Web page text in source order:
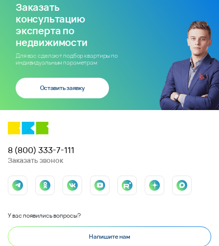
Заказать
консультацию
эксперта по
недвижимости
Для вас сделают подбор квартиры по
индивидуальным параметрам
Оставить заявку
8 (800) 333-7-111
Заказать звонок
У вас появились вопросы?
Напишите нам